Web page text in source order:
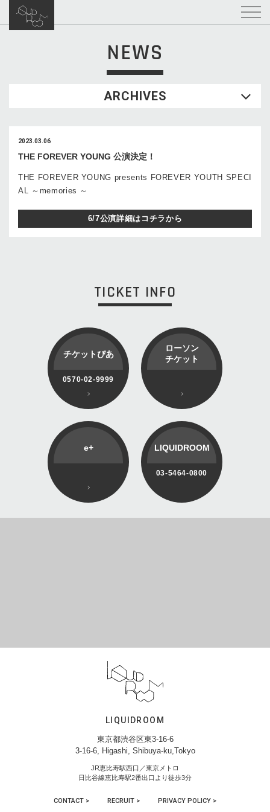
NEWS
ARCHIVES
2023.03.06
THE FOREVER YOUNG 公演決定！
THE FOREVER YOUNG presents FOREVER YOUTH SPECI
AL ～memories ～
6/7公演詳細はコチラから
TICKET INFO
チケットぴあ
0570-02-9999
ローソン
チケット
e+ LIQUIDROOM
03-5464-0800
LIQUIDROOM
東京都渋谷区東3-16-6
3-16-6, Higashi, Shibuya-ku,Tokyo
JR恵比寿駅西口／東京メトロ
日比谷線恵比寿駅2番出口より徒歩3分
CONTACT > RECRUIT > PRIVACY POLICY >